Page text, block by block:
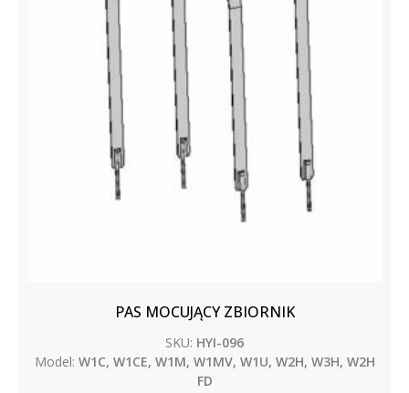
PAS MOCUJĄCY ZBIORNIK
SKU: HYI-096
Model: W1C, W1CE, W1M, W1MV, W1U, W2H, W3H, W2H
FD